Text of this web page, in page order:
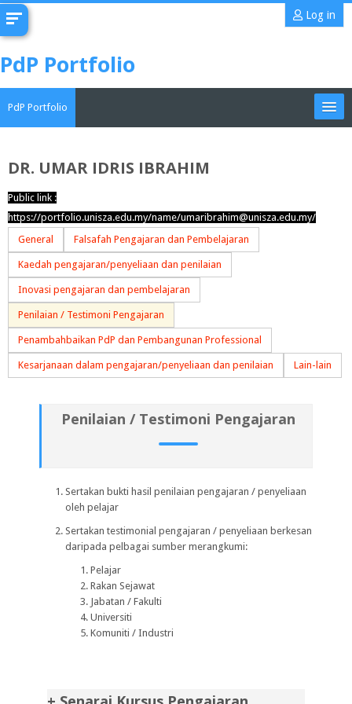
content
Log in
PdP Portfolio
PdP Portfolio
English ‎(en)‎
Search
portfolios
DR. UMAR IDRIS IBRAHIM
Public link :
https://portfolio.unisza.edu.my/name/umaribrahim@unisza.edu.my/
General
Falsafah Pengajaran dan Pembelajaran
Kaedah pengajaran/penyeliaan dan penilaian
Inovasi pengajaran dan pembelajaran
Penilaian / Testimoni Pengajaran
Penambahbaikan PdP dan Pembangunan Professional
Kesarjanaan dalam pengajaran/penyeliaan dan penilaian Lain-lain
Penilaian / Testimoni Pengajaran
Sertakan bukti hasil penilaian pengajaran / penyeliaan
oleh pelajar
Sertakan testimonial pengajaran / penyeliaan berkesan
daripada pelbagai sumber merangkumi:
Pelajar
Rakan Sejawat
Jabatan / Fakulti
Universiti
Komuniti / Industri